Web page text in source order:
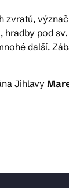
pod
další.
Jihlavy